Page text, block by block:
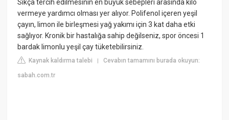
Sıkça tercih edilmesinin en büyük sebepleri arasında kilo
vermeye yardımcı olması yer alıyor. Polifenol içeren yeşil
çayın, limon ile birleşmesi yağ yakımı için 3 kat daha etki
sağlıyor. Kronik bir hastalığa sahip değilseniz, spor öncesi 1
bardak limonlu yeşil çay tüketebilirsiniz.
Kaynak kaldırma talebi |Cevabın tamamını burada okuyun:
sabah.com.tr